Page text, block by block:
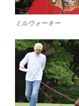
ミルウォーキー